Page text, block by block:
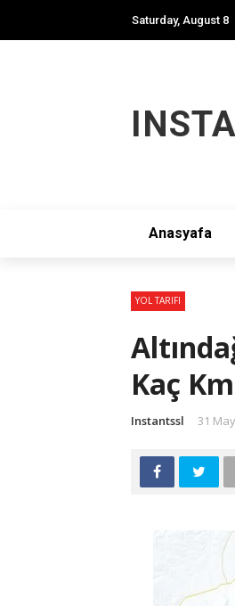
Saturday, August 8
Anasyafa
YOL TARIFI
Kaç
Instantssl 31